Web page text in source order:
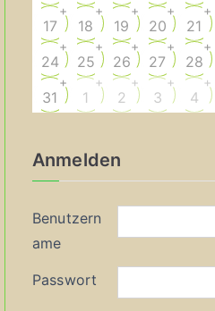
17
+
18
+
19
+
20
+
21
+
24
+
25
+
26
+
27
+
28
+
31
+
1
+
2
+
3
+
4
+
Anmelden
Benutzern
ame
Passwort